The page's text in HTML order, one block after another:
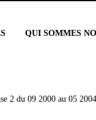
QUI SOMMES
2 du 09 2000 au 05